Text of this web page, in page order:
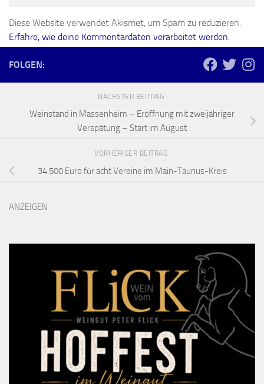
Diese Website verwendet Akismet, um Spam zu reduzieren.
Erfahre, wie deine Kommentardaten verarbeitet werden.
FOLGEN:
NÄCHSTER BEITRAG
Weinstand in Massenheim – Eröffnung mit zweijähriger
Verspätung – Start im August
VORHERIGER BEITRAG
34.500 Euro für acht Vereine im Main-Taunus-Kreis
ANZEIGEN